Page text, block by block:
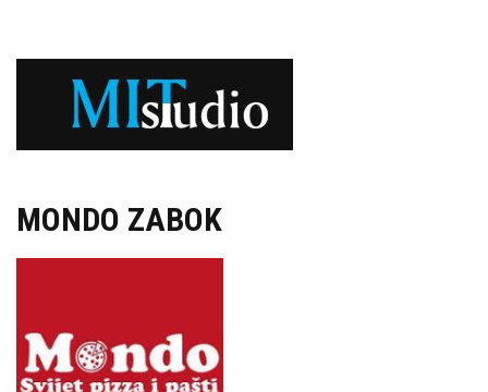
MONDO ZABOK